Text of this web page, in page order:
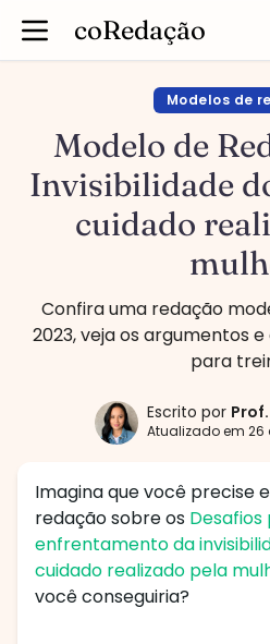
coRedação
Modelos de
Modelo de
Invisibilidade
cuidado
Confira uma redação
2023, veja os argumentos
para
Escrito por Prof.
Atualizado em 26
Imagina que você precise
redação sobre os Desafios
enfrentamento da
cuidado realizado pela
você conseguiria?